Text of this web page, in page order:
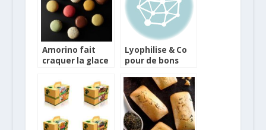
Amorino fait
craquer la glace
Macarons
Lyophilise & Co
pour de bons